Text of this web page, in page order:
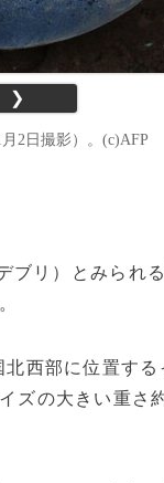
❯
2日撮影）。(c)AFP
ブリ）とみられ
西部に位置する
ズの大きい重さ